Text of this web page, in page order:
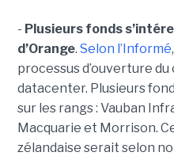
- Plusieurs fonds
d’Orange. Selon l’Informé
processus d’ouverture
datacenter. Plusieurs
sur les rangs : Vauban
Macquarie et Morrison.
zélandaise serait selon